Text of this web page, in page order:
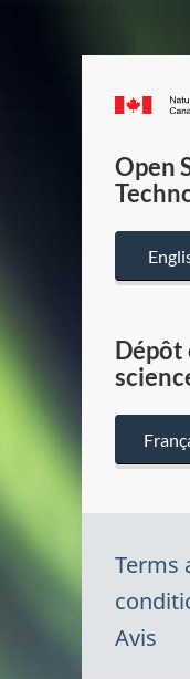
Open
Dépôt
Terms
Avis